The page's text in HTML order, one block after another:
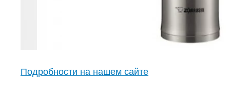
Подробности на нашем сайте